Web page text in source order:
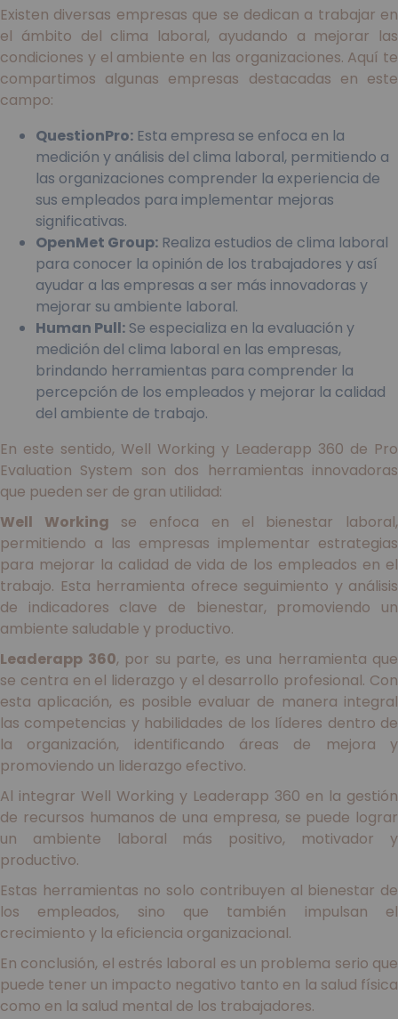
Existen diversas empresas que se dedican a trabajar en
el ámbito del clima laboral, ayudando a mejorar las
condiciones y el ambiente en las organizaciones. Aquí te
compartimos algunas empresas destacadas en este
campo:
QuestionPro: Esta empresa se enfoca en la
medición y análisis del clima laboral, permitiendo a
las organizaciones comprender la experiencia de
sus empleados para implementar mejoras
significativas.
OpenMet Group: Realiza estudios de clima laboral
para conocer la opinión de los trabajadores y así
ayudar a las empresas a ser más innovadoras y
mejorar su ambiente laboral.
Human Pull: Se especializa en la evaluación y
medición del clima laboral en las empresas,
brindando herramientas para comprender la
percepción de los empleados y mejorar la calidad
del ambiente de trabajo.
En este sentido, Well Working y Leaderapp 360 de Pro
Evaluation System son dos herramientas innovadoras
que pueden ser de gran utilidad:
Well Working se enfoca en el bienestar laboral,
permitiendo a las empresas implementar estrategias
para mejorar la calidad de vida de los empleados en el
trabajo. Esta herramienta ofrece seguimiento y análisis
de indicadores clave de bienestar, promoviendo un
ambiente saludable y productivo.
Leaderapp 360, por su parte, es una herramienta que
se centra en el liderazgo y el desarrollo profesional. Con
esta aplicación, es posible evaluar de manera integral
las competencias y habilidades de los líderes dentro de
la organización, identificando áreas de mejora y
promoviendo un liderazgo efectivo.
Al integrar Well Working y Leaderapp 360 en la gestión
de recursos humanos de una empresa, se puede lograr
un ambiente laboral más positivo, motivador y
productivo.
Estas herramientas no solo contribuyen al bienestar de
los empleados, sino que también impulsan el
crecimiento y la eficiencia organizacional.
En conclusión, el estrés laboral es un problema serio que
puede tener un impacto negativo tanto en la salud física
como en la salud mental de los trabajadores.